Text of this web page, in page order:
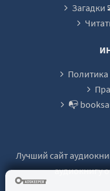
33
34
Загадки
📭
Лучший сайт
аудиокнигу